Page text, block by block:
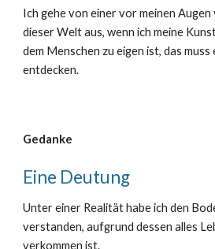
Ich gehe von einer vor meinen
dieser Welt aus, wenn ich meine
dem Menschen zu eigen ist, das
entdecken.
Gedanke
Eine Deutung
Untereiner Realität habe ich den
verstanden, aufgrund dessen alles
verkommen ist.